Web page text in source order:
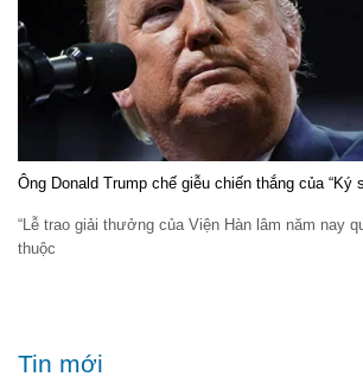
Ông Donald Trump chế giễu chiến thắng của “Ký
“Lễ trao giải thưởng của Viện Hàn lâm năm nay
thuộc
Tin mới